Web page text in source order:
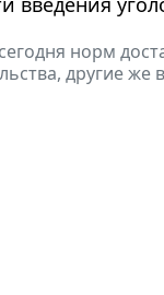
норм
другие же